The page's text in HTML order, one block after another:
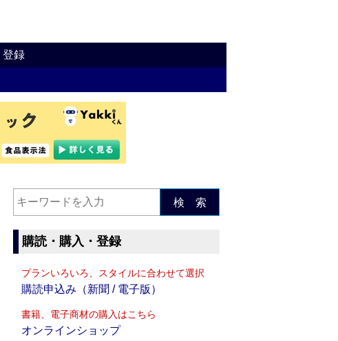
登録
検 索
購読・購入・登録
プランいろいろ、スタイルに合わせて選択
購読申込み（新聞 / 電子版）
書籍、電子商材の購入はこちら
オンラインショップ